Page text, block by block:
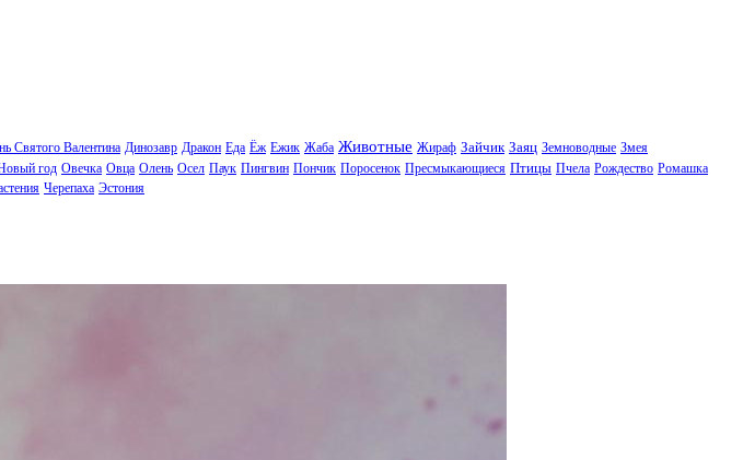
Святого Валентина Динозавр Дракон Еда Ёж Ежик Жаба Животные Жираф Зайчик Заяц Земноводные Змея
год Овечка Овца Олень Осел Паук Пингвин Пончик Поросенок Пресмыкающиеся Птицы Пчела Рождество Ромашка
Черепаха Эстония